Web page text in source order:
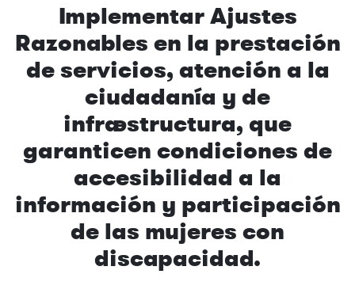
Implementar Ajustes
Razonables en la prestación
de servicios, atención a la
ciudadanía y de
infraestructura, que
garanticen condiciones de
accesibilidad a la
información y participación
de las mujeres con
discapacidad.